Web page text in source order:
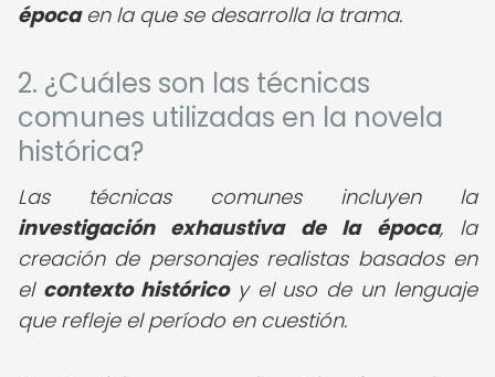
épocaen la que se desarrolla la trama.
2. ¿Cuáles son las técnicas
comunes utilizadas en la novela
histórica?
Las técnicas comunes incluyen la
investigación exhaustiva de la época, la
creación de personajes realistas basados en
el contexto históricoy el uso de un lenguaje
que refleje el período en cuestión.